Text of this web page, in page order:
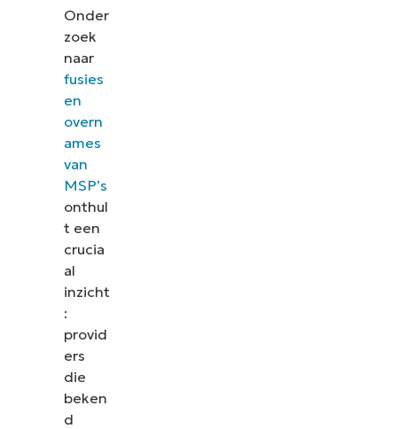
Onder
zoek
naar
fusies
en
overn
ames
van
MSP’s
onthul
t een
crucia
al
inzicht
:
provid
ers
die
beken
d